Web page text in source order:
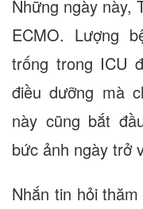
Những ngày này,
ECMO. Lượng
trống trong ICU
điều dưỡng mà
này cũng bắt
bức ảnh ngày trở
Nhắn tin hỏi